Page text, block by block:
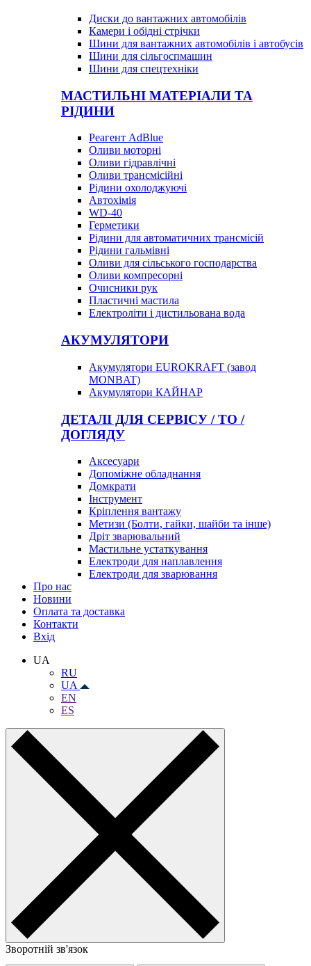
Диски до вантажних автомобілів
Камери і обідні стрічки
Шини для вантажних автомобілів і автобусів
Шини для сільгоспмашин
Шини для спецтехніки
МАСТИЛЬНІ МАТЕРІАЛИ ТА
РІДИНИ
Реагент AdBlue
Оливи моторні
Оливи гідравлічні
Оливи трансмісійні
Рідини охолоджуючі
Автохімія
WD-40
Герметики
Рідини для автоматичних трансмісій
Рідини гальмівні
Оливи для сільського господарства
Оливи компресорні
Очисники рук
Пластичні мастила
Електроліти і дистильована вода
АКУМУЛЯТОРИ
Акумулятори EUROKRAFT (завод
MONBAT)
Акумулятори КАЙНАР
ДЕТАЛІ ДЛЯ СЕРВІСУ / ТО /
ДОГЛЯДУ
Аксесуари
Допоміжне обладнання
Домкрати
Інструмент
Кріплення вантажу
Метизи (Болти, гайки, шайби та інше)
Дріт зварювальний
Мастильне устаткування
Електроди для наплавлення
Електроди для зварювання
Про нас
Новини
Оплата та доставка
Контакти
Вхiд
UA
RU
UA
EN
ES
Зворотній зв'язок